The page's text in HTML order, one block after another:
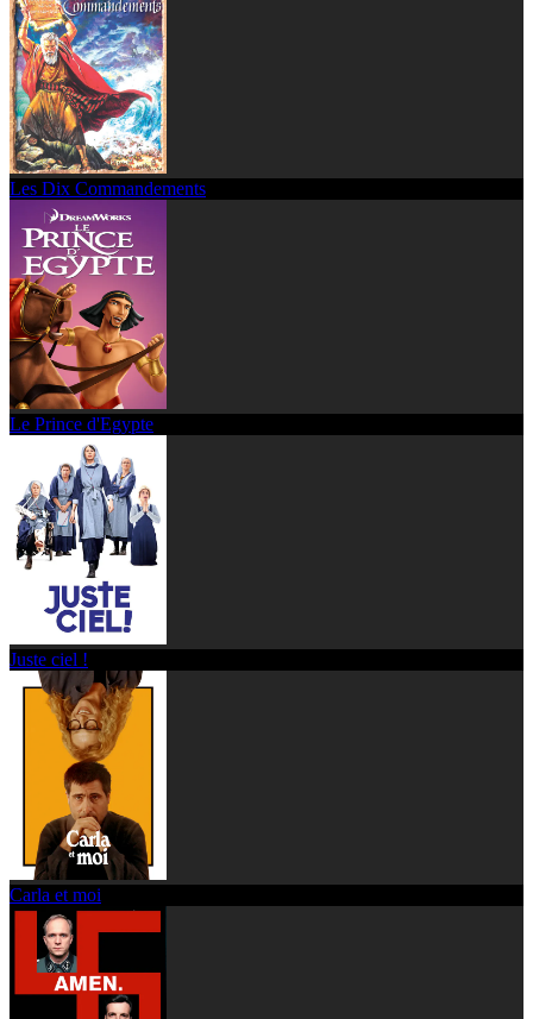
Les Dix Commandements
Le Prince d'Egypte
Juste ciel !
Carla et moi